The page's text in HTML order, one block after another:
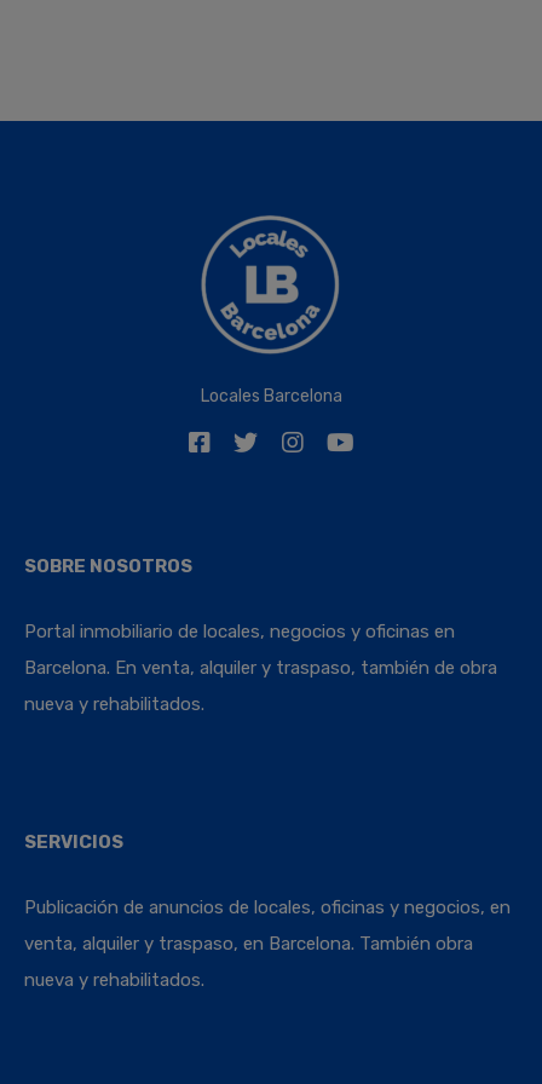
Locales Barcelona
SOBRE NOSOTROS
Portal inmobiliario de locales, negocios y oficinas en
Barcelona. En venta, alquiler y traspaso, también de obra
nueva y rehabilitados.
SERVICIOS
Publicación de anuncios de locales, oficinas y negocios, en
venta, alquiler y traspaso, en Barcelona. También obra
nueva y rehabilitados.